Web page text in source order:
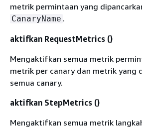
metrik permintaan yang
CanaryName .
aktifkan RequestMetrics ()
Mengaktifkan semua metrik
metrik per canary dan metrik yang
semua canary.
aktifkan StepMetrics ()
Mengaktifkan semua metrik